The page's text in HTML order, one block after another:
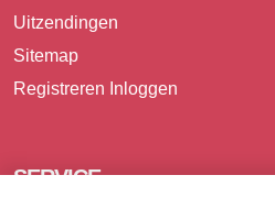
Uitzendingen
Sitemap
Registreren Inloggen
SERVICE